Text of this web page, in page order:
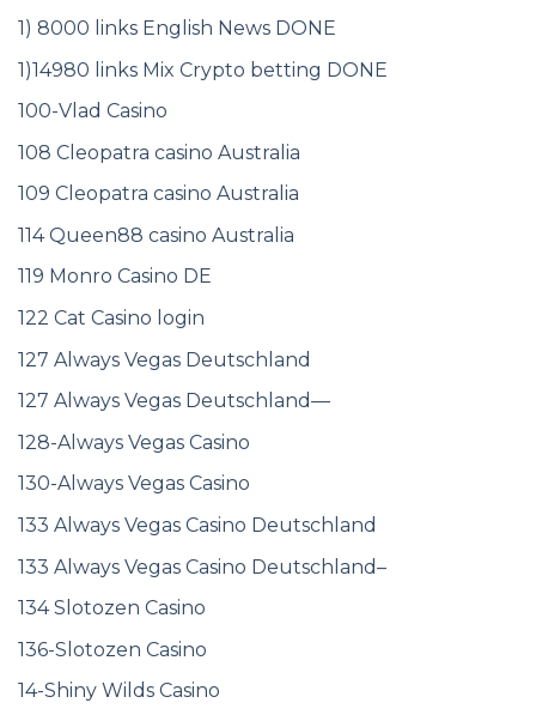
1) 8000 links English News DONE
1)14980 links Mix Crypto betting DONE
100-Vlad Casino
108 Cleopatra casino Australia
109 Cleopatra casino Australia
114 Queen88 casino Australia
119 Monro Casino DE
122 Cat Casino login
127 Always Vegas Deutschland
127 Always Vegas Deutschland—
128-Always Vegas Casino
130-Always Vegas Casino
133 Always Vegas Casino Deutschland
133 Always Vegas Casino Deutschland–
134 Slotozen Casino
136-Slotozen Casino
14-Shiny Wilds Casino